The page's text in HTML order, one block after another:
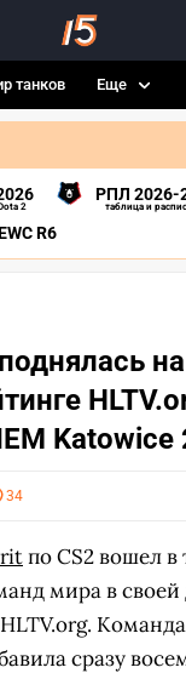
танков Еще
2
РПЛ 2026-
таблица и
R6
Katowice
34
по CS2 вошел в
мира в
сразу